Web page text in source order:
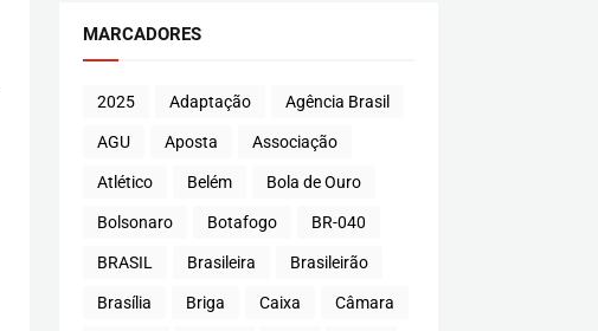
MARCADORES
2025 Adaptação Agência Brasil
AGU Aposta Associação
Atlético Belém Bola de Ouro
Bolsonaro Botafogo BR-040
BRASIL Brasileira Brasileirão
Brasília Briga Caixa Câmara